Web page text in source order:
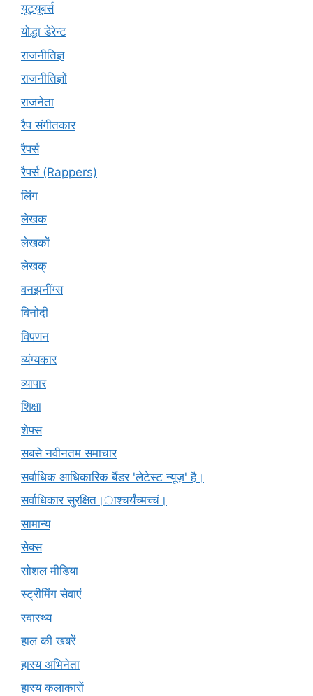
यूट्यूबर्स
योद्धा डेरेन्ट
राजनीतिज्ञ
राजनीतिज्ञों
राजनेता
रैप संगीतकार
रैपर्स
रैपर्स (Rappers)
लिंग
लेखक
लेखकों
लेखक्
वनझनींग्स
विनोदी
विपणन
व्यंग्यकार
व्यापार
शिक्षा
शेफ्स
सबसे नवीनतम समाचार
सर्वाधिक आधिकारिक बैंडर 'लेटेस्ट न्यूज़' है।
सर्वाधिकार सुरक्षित।ाश्चर्यंच्मच्चं।
सामान्य
सेक्स
सोशल मीडिया
स्ट्रीमिंग सेवाएं
स्वास्थ्य
हाल की खबरें
हास्य अभिनेता
हास्य कलाकारों